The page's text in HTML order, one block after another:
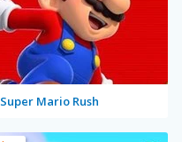
Super Mario Rush